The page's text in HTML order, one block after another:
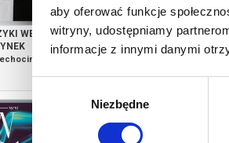
aby oferować funkcje
witryny, udostępniamy
informacje z innymi danymi
zgody
Niezbędne
WEDŁUG
kup bilet
ALEKSANDRA
INAUGURACJA. MIEJSCE:
CENTRUM
18.09.2026,